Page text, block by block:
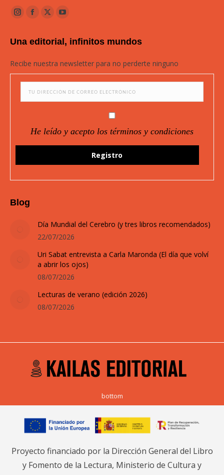
Instagram
opens
window
Facebook
opens
window
Twitter
opens
window
YouTube
opens
window
Una editorial, infinitos mundos
Recibe nuestra newsletter para no perderte ninguno
He leído y acepto los términos y condiciones
Blog
Día Mundial del Cerebro (y tres libros recomendados)
22/07/2026
Uri Sabat entrevista a Carla Maronda (El día que volví
a abrir los ojos)
08/07/2026
Lecturas de verano (edición 2026)
08/07/2026
bottom
Proyecto financiado por la Dirección General del Libro
y Fomento de la Lectura, Ministerio de Cultura y